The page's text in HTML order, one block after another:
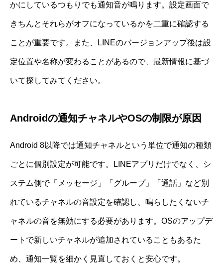
かにしているつもりでも通知音が鳴ります。設定画面で
きちんとそれらがオフになっているかを二重に確認する
ことが重要です。また、LINEのバージョンアップ後は設
定位置や名称が変わることがあるので、最新情報に基づ
いて探してみてください。
Androidの通知チャネルやOSの制限が原因
Android 8以降では通知チャネルという単位で通知の種類
ごとに個別設定が可能です。LINEアプリだけでなく、シ
ステム側で「メッセージ」「グループ」「通話」など別
れているチャネルの音設定を確認し、鳴らしたくないチ
ャネルの音を無効にする必要があります。OSのアップデ
ートで新しいチャネルが追加されていることもあるた
め、通知一覧を細かく見直しておくと安心です。